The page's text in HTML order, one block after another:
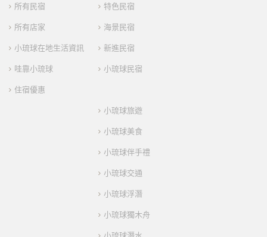
所有民宿
所有店家
小琉球在地生活資訊
哇靠小琉球
住宿優惠
特色民宿
海景民宿
新進民宿
小琉球民宿
小琉球旅遊
小琉球美食
小琉球伴手禮
小琉球交通
小琉球浮潛
小琉球獨木舟